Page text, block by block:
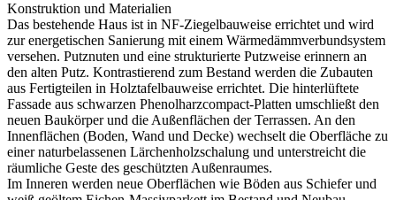
Konstruktion und Materialien
Das bestehende Haus ist in NF-Ziegelbauweise errichtet und wird
zur energetischen Sanierung mit einem Wärmedämmverbundsystem
versehen. Putznuten und eine strukturierte Putzweise erinnern an
den alten Putz. Kontrastierend zum Bestand werden die Zubauten
aus Fertigteilen in Holztafelbauweise errichtet. Die hinterlüftete
Fassade aus schwarzen Phenolharzcompact-Platten umschließt den
neuen Baukörper und die Außenflächen der Terrassen. An den
Innenflächen (Boden, Wand und Decke) wechselt die Oberfläche zu
einer naturbelassenen Lärchenholzschalung und unterstreicht die
räumliche Geste des geschützten Außenraumes.
Im Inneren werden neue Oberflächen wie Böden aus Schiefer und